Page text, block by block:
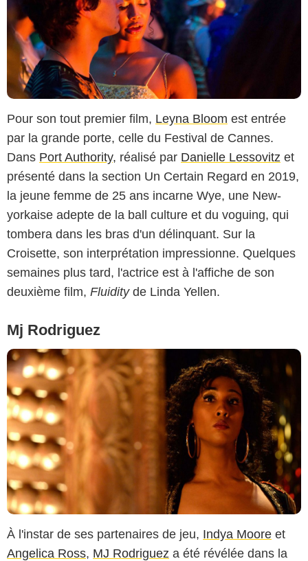
Pour son tout premier film, Leyna Bloom est entrée
par la grande porte, celle du Festival de Cannes.
Dans Port Authority, réalisé par Danielle Lessovitz et
présenté dans la section Un Certain Regard en 2019,
la jeune femme de 25 ans incarne Wye, une New-
yorkaise adepte de la ball culture et du voguing, qui
tombera dans les bras d'un délinquant. Sur la
Croisette, son interprétation impressionne. Quelques
semaines plus tard, l'actrice est à l'affiche de son
deuxième film, Fluidityde Linda Yellen.
Mj Rodriguez
À l'instar de ses partenaires de jeu, Indya Moore et
Angelica Ross, MJ Rodriguez a été révélée dans la